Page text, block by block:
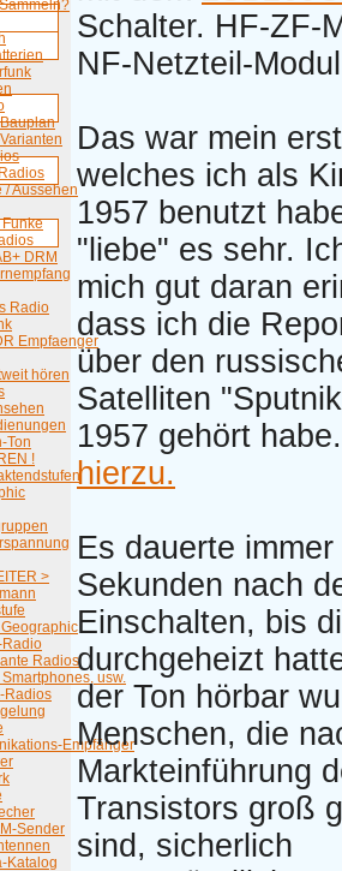
/ Aussehen
Funke
DRM
Radio
Empfaenger
hören
Ton
!
>
Radio
Radios
usw.
Radios
Empfänger
Sender
Katalog
Schalter. HF-ZF-
NF-Netzteil-
Das war mein
welches ich als
1957 benutzt
"liebe" es sehr.
mich gut daran
dass ich die
über den
Satelliten
1957 gehört
hierzu.
Es dauerte
Sekunden nach
Einschalten, bis
durchgeheizt
der Ton hörbar
Menschen, die
Markteinführung
Transistors groß
sind, sicherlich